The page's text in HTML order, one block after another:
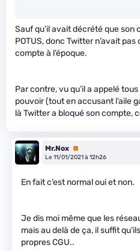
Sauf qu’il avait décrété que
POTUS, donc Twitter n’avait
compte à l’époque.
Par contre, vu qu’il a appelé
pouvoir (tout en accusant l’aile
là Twitter a bloqué son compte,
Mr.Nox Premium
Le 11/01/2021 à 12h26
En fait c’est normal oui et non.
Je dis moi même que les
mais au delà de ça, il suffit
propres CGU..